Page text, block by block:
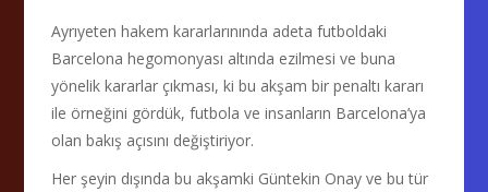
Ayrıyeten hakem kararlarınında adeta futboldaki
Barcelona hegomonyası altında ezilmesi ve buna
yönelik kararlar çıkması, ki bu akşam bir penaltı kararı
ile örneğini gördük, futbola ve insanların Barcelona’ya
olan bakış açısını değiştiriyor.
Her şeyin dışında bu akşamki Güntekin Onay ve bu tür